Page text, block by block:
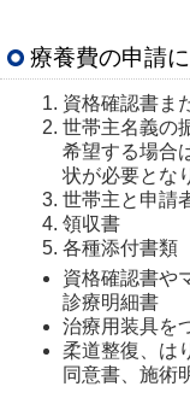
療養費の申請
資格確認書ま
世帯主名義の
希望する場合
状が必要とな
世帯主と申請
領収書
各種添付書類
資格確認書や
診療明細書
治療用装具を
柔道整復、は
同意書、施術